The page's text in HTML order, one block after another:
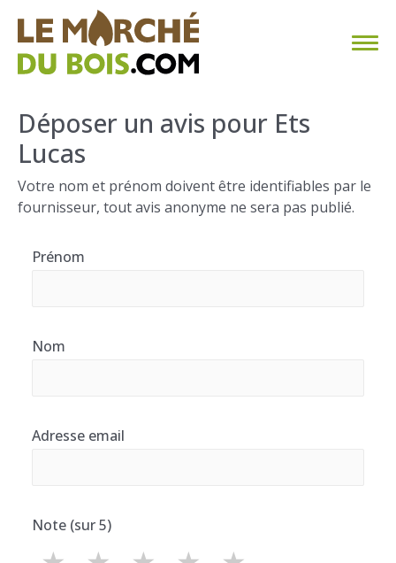
CHAUFFAGE AU BOIS
FAQ
CALCULER SA CONSOMMATION
Déposer un avis pour Ets
Lucas
Votre nom et prénom doivent être identifiables par le
fournisseur, tout avis anonyme ne sera pas publié.
Prénom
Nom
Adresse email
Note (sur 5)